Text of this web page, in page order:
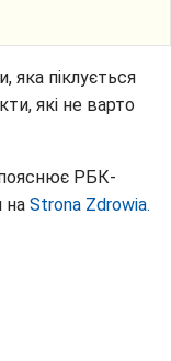
піклується
які не варто
пояснює РБК-
на Strona Zdrowia.